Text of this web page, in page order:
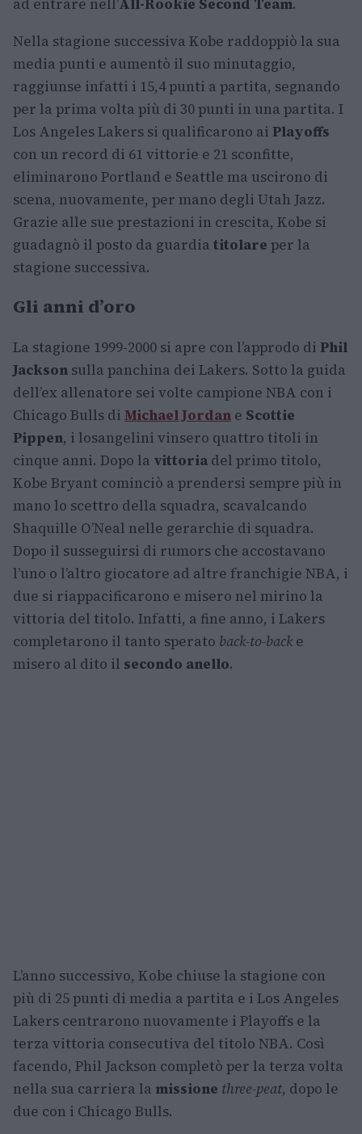
ad entrare nell’All-Rookie Second Team.
Nella stagione successiva Kobe raddoppiò la sua
media punti e aumentò il suo minutaggio,
raggiunse infatti i 15,4 punti a partita, segnando
per la prima volta più di 30 punti in una partita. I
Los Angeles Lakers si qualificarono ai Playoffs
con un record di 61 vittorie e 21 sconfitte,
eliminarono Portland e Seattle ma uscirono di
scena, nuovamente, per mano degli Utah Jazz.
Grazie alle sue prestazioni in crescita, Kobe si
guadagnò il posto da guardia titolare per la
stagione successiva.
Gli anni d’oro
La stagione 1999-2000 si apre con l’approdo di Phil
Jackson sulla panchina dei Lakers. Sotto la guida
dell’ex allenatore sei volte campione NBA con i
Chicago Bulls di Michael Jordan e Scottie
Pippen, i losangelini vinsero quattro titoli in
cinque anni. Dopo la vittoria del primo titolo,
Kobe Bryant cominciò a prendersi sempre più in
mano lo scettro della squadra, scavalcando
Shaquille O’Neal nelle gerarchie di squadra.
Dopo il susseguirsi di rumors che accostavano
l’uno o l’altro giocatore ad altre franchigie NBA, i
due si riappacificarono e misero nel mirino la
vittoria del titolo. Infatti, a fine anno, i Lakers
completarono il tanto sperato back-to-back e
misero al dito il secondo anello.
L’anno successivo, Kobe chiuse la stagione con
più di 25 punti di media a partita e i Los Angeles
Lakers centrarono nuovamente i Playoffs e la
terza vittoria consecutiva del titolo NBA. Così
facendo, Phil Jackson completò per la terza volta
nella sua carriera la missione three-peat, dopo le
due con i Chicago Bulls.